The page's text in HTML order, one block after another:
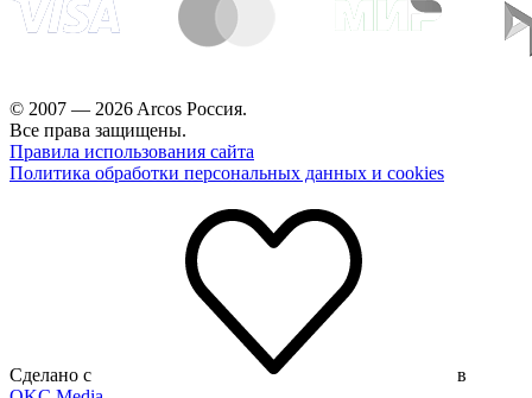
© 2007 — 2026 Arcos Россия.
Все права защищены.
Правила использования сайта
Политика обработки персональных данных и cookies
Сделано с
в